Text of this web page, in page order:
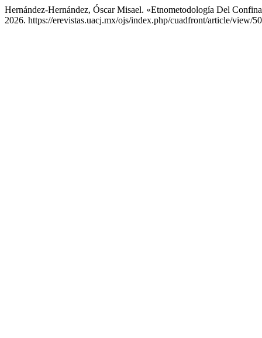
Hernández-Hernández, Óscar Misael. «Etnometodología Del
2026. https://erevistas.uacj.mx/ojs/index.php/cuadfront/article/view/